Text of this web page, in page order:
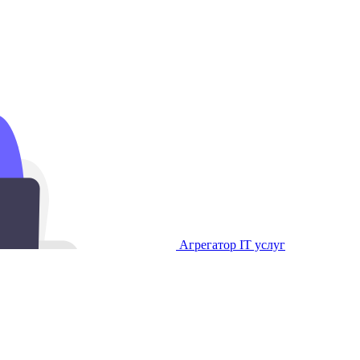
Агрегатор IT услуг